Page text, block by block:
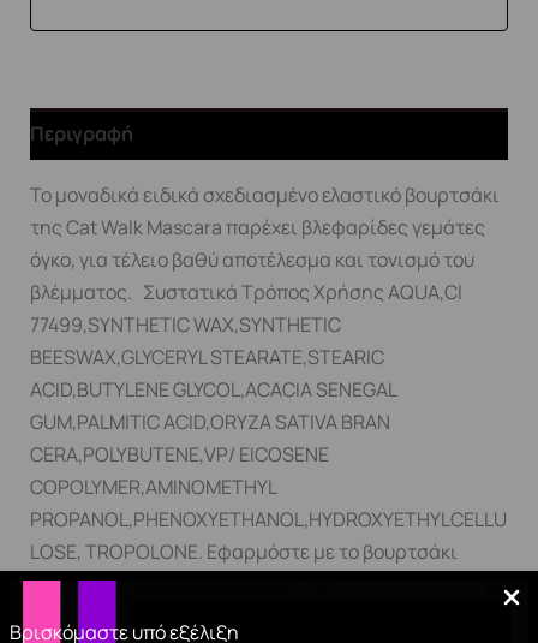
Βρισκόμαστε υπό εξέλιξη
Περιγραφή
Το μοναδικά ειδικά σχεδιασμένο ελαστικό βουρτσάκι
της Cat Walk Mascara παρέχει βλεφαρίδες γεμάτες
όγκο, για τέλειο βαθύ αποτέλεσμα και τονισμό του
βλέμματος. Συστατικά Τρόπος Χρήσης AQUA,Cl
77499,SYNTHETIC WAX,SYNTHETIC
BEESWAX,GLYCERYL STEARATE,STEARIC
ACID,BUTYLENE GLYCOL,ACACIA SENEGAL
GUM,PALMITIC ACID,ORYZA SATIVA BRAN
CERA,POLYBUTENE,VP/ EICOSENE
COPOLYMER,AMINOMETHYL
PROPANOL,PHENOXYETHANOL,HYDROXYETHYLCELLU
LOSE, TROPOLONE. Εφαρμόστε με το βουρτσάκι
απευθείας στις βλεφαρίδες από τη ρίζα μέχρι την